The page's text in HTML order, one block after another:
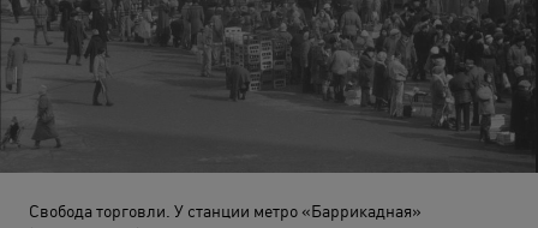
Свобода торговли. У станции метро «Баррикадная»